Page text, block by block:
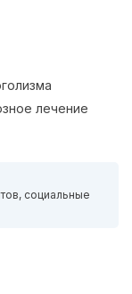
лечение
социальные